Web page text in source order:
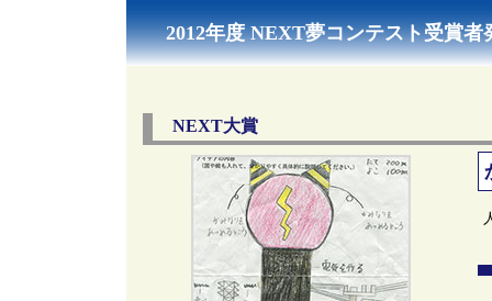
2012年度 NEXT夢コンテスト受賞者
NEXT大賞